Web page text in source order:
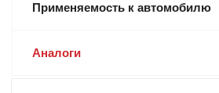
Применяемость к автомобилю
Аналоги